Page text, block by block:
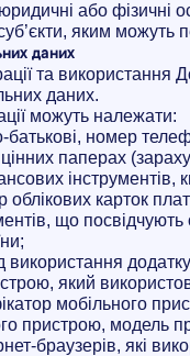
або фізичні
яким можуть
даних
та використання
даних.
можуть належати:
батькові, номер
цінних паперах
інструментів,
облікових карток
що
який
мобільного
пристрою, модель
браузерів, які